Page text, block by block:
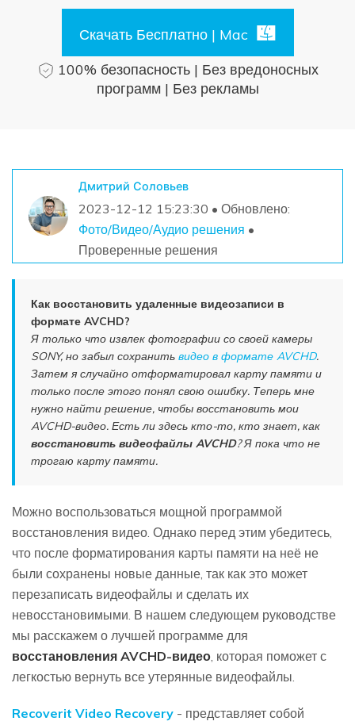
Информационный центр
НАЙТИ БОЛЬШЕ РЕШЕНИЙ
Поиск
Скачать Бесплатно | Mac
100% безопасность | Без вредоносных
программ | Без рекламы
Дмитрий Соловьев
2023-12-12 15:23:30 • Обновлено:
Фото/Видео/Аудио решения •
Проверенные решения
Как восстановить удаленные видеозаписи в
формате AVCHD?
Я только что извлек фотографии со своей камеры
SONY, но забыл сохранить видео в формате AVCHD.
Затем я случайно отформатировал карту памяти и
только после этого понял свою ошибку. Теперь мне
нужно найти решение, чтобы восстановить мои
AVCHD-видео. Есть ли здесь кто-то, кто знает, как
восстановить видеофайлы AVCHD? Я пока что не
трогаю карту памяти.
Можно воспользоваться мощной программой
восстановления видео. Однако перед этим убедитесь,
что после форматирования карты памяти на неё не
были сохранены новые данные, так как это может
перезаписать видеофайлы и сделать их
невосстановимыми. В нашем следующем руководстве
мы расскажем о лучшей программе для
восстановления AVCHD-видео, которая поможет с
легкостью вернуть все утерянные видеофайлы.
Recoverit Video Recovery - представляет собой